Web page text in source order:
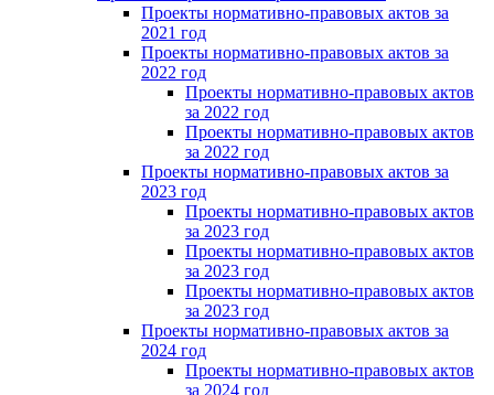
Проекты нормативно-правовых актов за
2021 год
Проекты нормативно-правовых актов за
2022 год
Проекты нормативно-правовых актов
за 2022 год
Проекты нормативно-правовых актов
за 2022 год
Проекты нормативно-правовых актов за
2023 год
Проекты нормативно-правовых актов
за 2023 год
Проекты нормативно-правовых актов
за 2023 год
Проекты нормативно-правовых актов
за 2023 год
Проекты нормативно-правовых актов за
2024 год
Проекты нормативно-правовых актов
за 2024 год